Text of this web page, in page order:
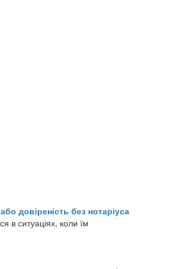
довіреність без нотаріуса
в ситуаціях, коли їм